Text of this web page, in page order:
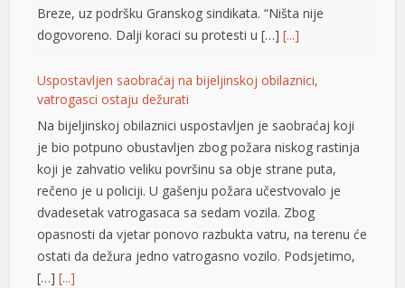
Breze, uz podršku Granskog sindikata. “Ništa nije
dogovoreno. Dalji koraci su protesti u […][...]
Uspostavljen saobraćaj na bijeljinskoj obilaznici,
vatrogasci ostaju dežurati
Na bijeljinskoj obilaznici uspostavljen je saobraćaj koji
je bio potpuno obustavljen zbog požara niskog rastinja
koji je zahvatio veliku površinu sa obje strane puta,
rečeno je u policiji. U gašenju požara učestvovalo je
dvadesetak vatrogasaca sa sedam vozila. Zbog
opasnosti da vjetar ponovo razbukta vatru, na terenu će
ostati da dežura jedno vatrogasno vozilo. Podsjetimo,
[…][...]